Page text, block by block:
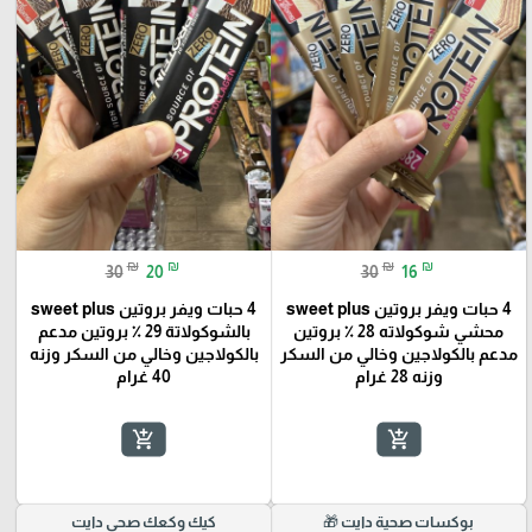
30 ₪ 16 ₪
4 حبات ويفر بروتين sweet plus
محشي شوكولاته 28 ٪؜ بروتين
مدعم بالكولاجين وخالي من السكر
وزنه 28 غرام
add_shopping_cart
30 ₪ 20 ₪
4 حبات ويفر بروتين sweet plus
بالشوكولاتة 29 ٪؜ بروتين مدعم
بالكولاجين وخالي من السكر وزنه
40 غرام
add_shopping_cart
بوكسات صحية دايت 🎁 كيك وكعك صحي دايت